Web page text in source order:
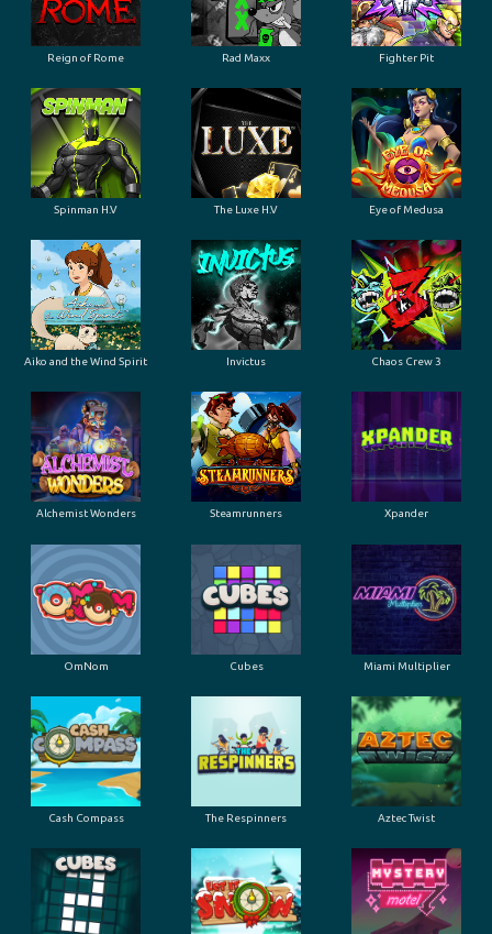
Reign of Rome Rad Maxx Fighter Pit
Spinman H.V The Luxe H.V Eye of Medusa
Aiko and the Wind Spirit Invictus Chaos Crew 3
Alchemist Wonders Steamrunners Xpander
OmNom Cubes Miami Multiplier
Cash Compass The Respinners Aztec Twist